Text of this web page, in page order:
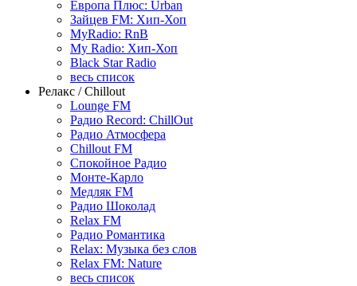
Европа Плюс: Urban
Зайцев FM: Хип-Хоп
MyRadio: RnB
My Radio: Хип-Хоп
Black Star Radio
весь список
Релакс / Chillout
Lounge FM
Радио Record: ChillOut
Радио Атмосфера
Chillout FM
Спокойное Радио
Монте-Карло
Медляк FM
Радио Шоколад
Relax FM
Радио Романтика
Relax: Музыка без слов
Relax FM: Nature
весь список